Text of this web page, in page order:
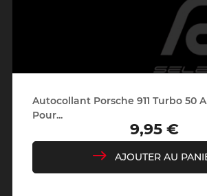
Autocollant Porsche 911 Turbo 50
Pour...
Prix
9,95 €
AJOUTER AU